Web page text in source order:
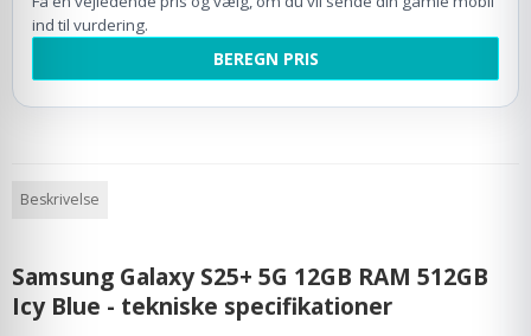
ind til vurdering.
BEREGN PRIS
Beskrivelse
Samsung Galaxy S25+ 5G 12GB RAM 512GB
Icy Blue - tekniske specifikationer